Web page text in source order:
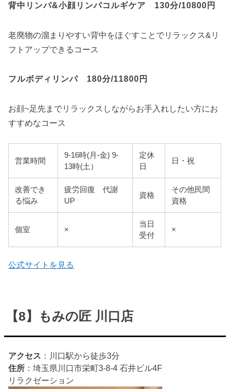
背中リンパ&小顔リンパコルギケア 130分/10800円
老廃物の溜まりやすい背中をほぐすことでリラックス&リ
フトアップできるコース
フルボディリンパ 180分/11800円
お顔~足先までリラックスしながらお手入れしたい方にお
すすめなコース
営業時間
9-16時(月-金) 9-
13時(土）
定休
日
日・祝
改善でき
る悩み
疲労回復 代謝
UP
資格
その他民間
資格
個室 ×
当日
受付
×
公式サイトを見る
【8】もみの匠 川口店
アクセス ：川口駅から徒歩3分
住所 ：埼玉県川口市栄町3-8-4 石井ビル4F
リラクゼーション